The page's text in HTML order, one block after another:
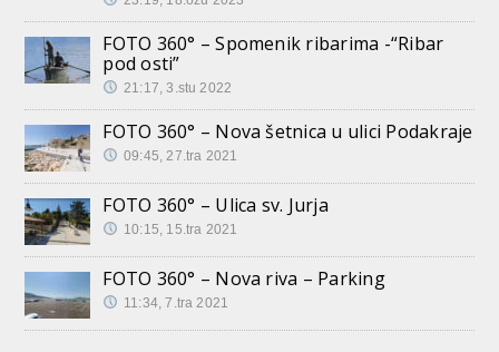
FOTO 360° – Spomenik ribarima -“Ribar
pod osti”
21:17, 3.stu 2022
FOTO 360° – Nova šetnica u ulici Podakraje
09:45, 27.tra 2021
FOTO 360° – Ulica sv. Jurja
10:15, 15.tra 2021
FOTO 360° – Nova riva – Parking
11:34, 7.tra 2021